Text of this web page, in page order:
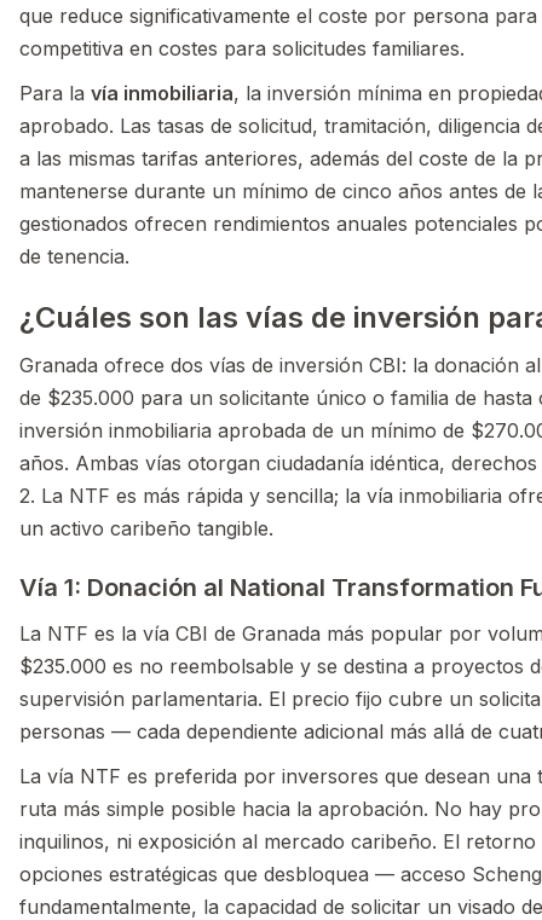
que reduce significativamente el coste por persona
competitiva en costes para solicitudes familiares.
Para la vía inmobiliaria, la inversión mínima en
aprobado. Las tasas de solicitud, tramitación, diligencia
a las mismas tarifas anteriores, además del coste de la
mantenerse durante un mínimo de cinco años antes de
gestionados ofrecen rendimientos anuales potenciales
de tenencia.
¿Cuáles son las vías de inversión
Granada ofrece dos vías de inversión CBI: la donación
de $235.000 para un solicitante único o familia de
inversión inmobiliaria aprobada de un mínimo de
años. Ambas vías otorgan ciudadanía idéntica,
2. La NTF es más rápida y sencilla; la vía inmobiliaria
un activo caribeño tangible.
Vía 1: Donación al National Transformation
La NTF es la vía CBI de Granada más popular por
$235.000 es no reembolsable y se destina a proyectos
supervisión parlamentaria. El precio fijo cubre un
personas — cada dependiente adicional más allá de
La vía NTF es preferida por inversores que desean
ruta más simple posible hacia la aprobación. No hay
inquilinos, ni exposición al mercado caribeño. El
opciones estratégicas que desbloquea — acceso
fundamentalmente, la capacidad de solicitar un visado